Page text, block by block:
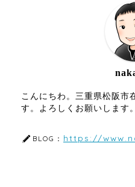
こんにちわ。三重県松阪市
す。よろしくお願いします。
BLOG： https://